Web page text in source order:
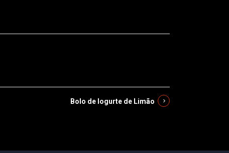
Bolo de Iogurte de Limão